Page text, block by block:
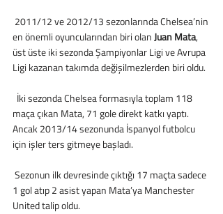
en önemli oyuncularından biri olan Juan Mata,
üst üste iki sezonda Şampiyonlar Ligi ve Avrupa
Ligi kazanan takımda değişilmezlerden biri oldu.
maça çıkan Mata, 71 gole direkt katkı yaptı.
Ancak 2013/14 sezonunda İspanyol futbolcu
için işler ters gitmeye başladı.
1 gol atıp 2 asist yapan Mata’ya Manchester
United talip oldu.